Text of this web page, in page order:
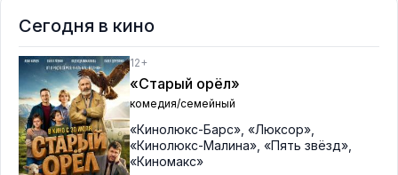
Сегодня в кино
12+
«Старый орёл»
комедия/семейный
«Кинолюкс-Барс» «Люксор»
«Кинолюкс-Малина» «Пять звёзд»
«Киномакс»